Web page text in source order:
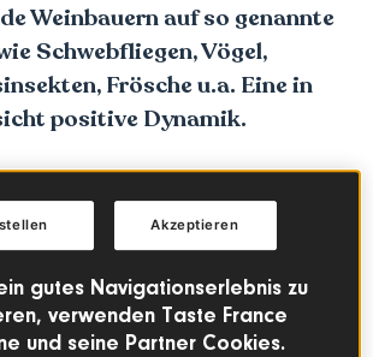
Weinbauern auf so genannte
Schwebfliegen, Vögel,
Frösche u.a. Eine in
positive Dynamik.
gutes Navigationserlebnis zu
verwenden Taste France
und seine Partner Cookies.
Akzeptieren